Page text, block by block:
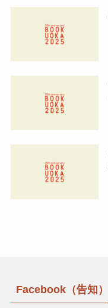
Facebook（告知）